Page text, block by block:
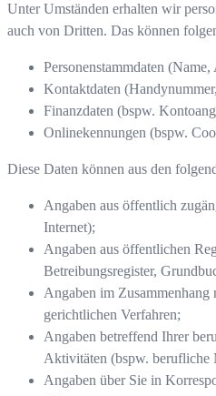
Unter Umständen erhalten wir
auch von Dritten. Das können
Personenstammdaten
Kontaktdaten
Finanzdaten (bspw.
Onlinekennungen (bspw.
Diese Daten können aus den
Angaben aus öffentlich
Internet);
Angaben aus öffentlichen
Betreibungsregister,
Angaben im Zusammenhang
gerichtlichen Verfahren;
Angaben betreffend Ihrer
Aktivitäten (bspw. berufliche
Angaben über Sie in